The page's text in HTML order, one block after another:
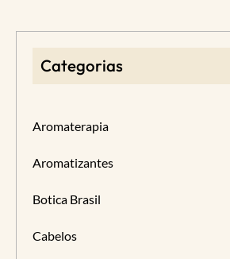
Categorias
Aromaterapia
Aromatizantes
Botica Brasil
Cabelos